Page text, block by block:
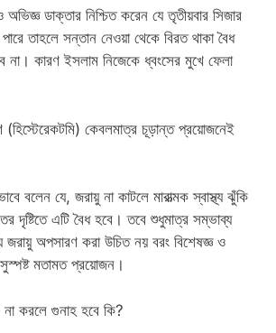
ডাক্তার নিশ্চিত করেন যে তৃতীয়বার সিজার
পারে তাহলে সন্তান নেওয়া থেকে বিরত থাকা বৈধ
না। কারণ ইসলাম নিজেকে ধ্বংসের মুখে ফেলা
কেবলমাত্র চূড়ান্ত প্রয়োজনেই
বলেন যে, জরায়ু না কাটলে মারাত্মক স্বাস্থ্য ঝুঁকি
দৃষ্টিতে এটি বৈধ হবে। তবে শুধুমাত্র সম্ভাব্য
অপসারণ করা উচিত নয় বরং বিশেষজ্ঞ ও
মতামত প্রয়োজন।
করলে গুনাহ হবে কি?